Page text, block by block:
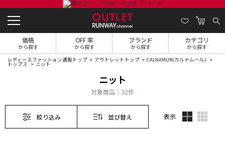
価格
から探す
OFF 率
から探す
ブランド
から探す
カテゴリ
から探す
レディースファッション通販トップ アウトレットトップ CALNAMUR(カルナムール)
トップス ニット
ニット
対象商品： 32件
絞り込み 並び替え 表示